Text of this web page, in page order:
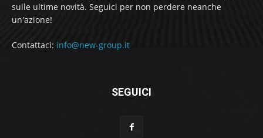
sulle ultime novità. Seguici per non perdere neanche
un'azione!
Contattaci: info@new-group.it
SEGUICI